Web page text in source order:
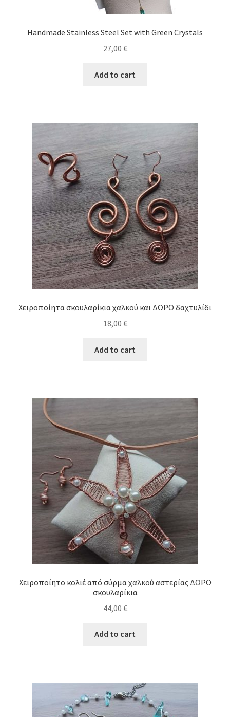
Handmade Stainless Steel Set with Green Crystals
27,00 €
Add to cart
Χειροποίητα σκουλαρίκια χαλκού και ΔΩΡΟ δαχτυλίδι
18,00 €
Add to cart
Χειροποίητο κολιέ από σύρμα χαλκού αστερίας ΔΩΡΟ
σκουλαρίκια
44,00 €
Add to cart